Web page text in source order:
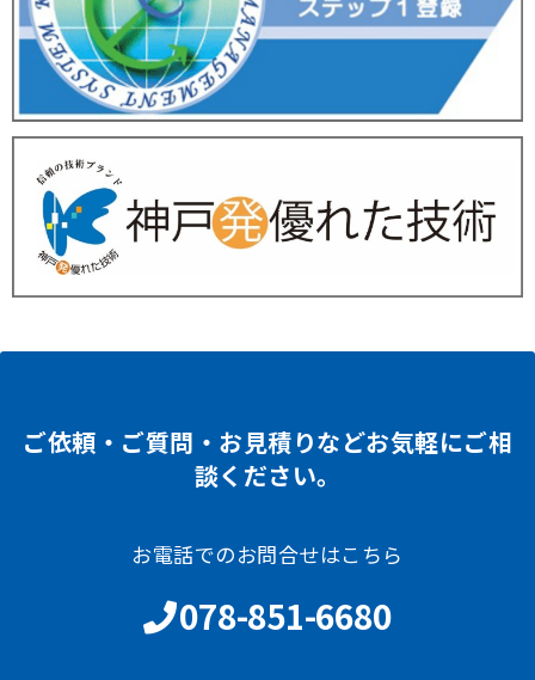
ご依頼・ご質問・お見積りなどお気軽にご相
談ください。
お電話でのお問合せはこちら
078-851-6680